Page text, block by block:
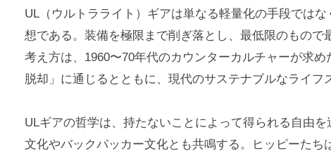
UL（ウルトラライト）ギアは単なる軽量化の手段では
想である。装備を極限まで削ぎ落とし、最低限のもので
考え方は、1960〜70年代のカウンターカルチャーが求
脱却」に通じるとともに、現代のサステナブルなライフ
ULギアの哲学は、持たないことによって得られる自由
文化やバックパッカー文化とも共鳴する。ヒッピーたち